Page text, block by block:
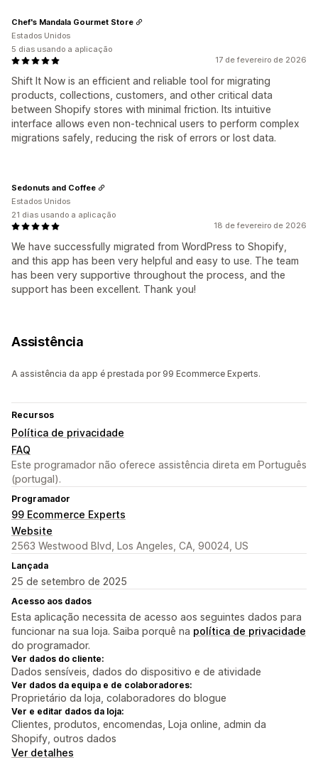
17 de fevereiro de 2026
Shift It Now is an efficient and reliable tool for migrating
products, collections, customers, and other critical data
between Shopify stores with minimal friction. Its intuitive
interface allows even non-technical users to perform complex
migrations safely, reducing the risk of errors or lost data.
Chef's Mandala Gourmet Store
Estados Unidos
5 dias usando a aplicação
18 de fevereiro de 2026
We have successfully migrated from WordPress to Shopify,
and this app has been very helpful and easy to use. The team
has been very supportive throughout the process, and the
support has been excellent. Thank you!
Sedonuts and Coffee
Estados Unidos
21 dias usando a aplicação
Assistência
A assistência da app é prestada por 99 Ecommerce Experts.
Recursos
Política de privacidade
FAQ
Este programador não oferece assistência direta em Português
(portugal).
Programador
99 Ecommerce Experts
Website
2563 Westwood Blvd, Los Angeles, CA, 90024, US
Lançada
25 de setembro de 2025
Acesso aos dados
Esta aplicação necessita de acesso aos seguintes dados para
funcionar na sua loja. Saiba porquê na política de privacidade
do programador.
Ver dados do cliente:
Dados sensíveis, dados do dispositivo e de atividade
Ver dados da equipa e de colaboradores:
Proprietário da loja, colaboradores do blogue
Ver e editar dados da loja:
Clientes, produtos, encomendas, Loja online, admin da
Shopify, outros dados
Ver detalhes